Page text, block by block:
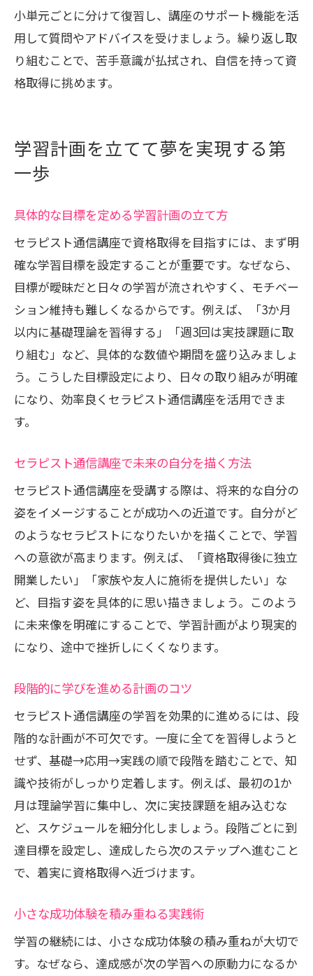
小単元ごとに分けて復習し、講座のサポート機能を活
用して質問やアドバイスを受けましょう。繰り返し取
り組むことで、苦手意識が払拭され、自信を持って資
格取得に挑めます。
学習計画を立てて夢を実現する第
一歩
具体的な目標を定める学習計画の立て方
セラピスト通信講座で資格取得を目指すには、まず明
確な学習目標を設定することが重要です。なぜなら、
目標が曖昧だと日々の学習が流されやすく、モチベー
ション維持も難しくなるからです。例えば、「3か月
以内に基礎理論を習得する」「週3回は実技課題に取
り組む」など、具体的な数値や期間を盛り込みましょ
う。こうした目標設定により、日々の取り組みが明確
になり、効率良くセラピスト通信講座を活用できま
す。
セラピスト通信講座で未来の自分を描く方法
セラピスト通信講座を受講する際は、将来的な自分の
姿をイメージすることが成功への近道です。自分がど
のようなセラピストになりたいかを描くことで、学習
への意欲が高まります。例えば、「資格取得後に独立
開業したい」「家族や友人に施術を提供したい」な
ど、目指す姿を具体的に思い描きましょう。このよう
に未来像を明確にすることで、学習計画がより現実的
になり、途中で挫折しにくくなります。
段階的に学びを進める計画のコツ
セラピスト通信講座の学習を効果的に進めるには、段
階的な計画が不可欠です。一度に全てを習得しようと
せず、基礎→応用→実践の順で段階を踏むことで、知
識や技術がしっかり定着します。例えば、最初の1か
月は理論学習に集中し、次に実技課題を組み込むな
ど、スケジュールを細分化しましょう。段階ごとに到
達目標を設定し、達成したら次のステップへ進むこと
で、着実に資格取得へ近づけます。
小さな成功体験を積み重ねる実践術
学習の継続には、小さな成功体験の積み重ねが大切で
す。なぜなら、達成感が次の学習への原動力になるか